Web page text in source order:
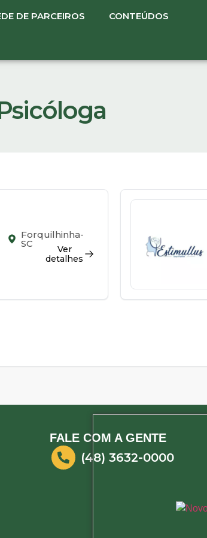
DE PARCEIROS CONTEÚDOS
Forquilhinha-
SC
Ver
detalhes
FALE COM A GENTE
(48) 3632-0000